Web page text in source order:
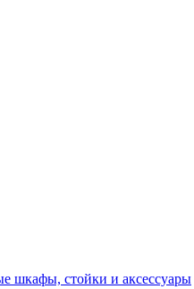
шкафы, стойки и аксессуары